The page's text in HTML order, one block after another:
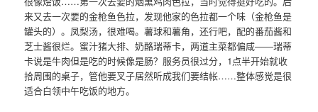
来又去一次要的金枪鱼色拉，发现他家的色拉都一个味（金枪鱼是
罐头的）。凤梨汤，很难喝。薯球和薯角，还行吧，配的番茄酱和
芝士酱很烂。蜜汁猪大排、奶酪瑞蒂卡，两道主菜都偏咸――瑞蒂
卡说是牛肉但是吃的时候像是肠？服务员很过分，1点半开始就收
拾周围的桌子，管他要叉子居然听成我们要结帐……整体感觉是很
适合白领中午吃饭的地方。